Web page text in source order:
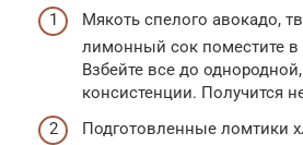
Мякоть спелого авокадо,
лимонный сок поместите в
Взбейте все до
консистенции. Получится
Подготовленные ломтики